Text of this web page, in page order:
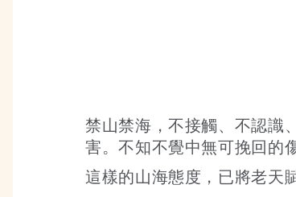
禁山禁海，不接觸、不認識
害。不知不覺中無可挽回的
這樣的山海態度，已將老天